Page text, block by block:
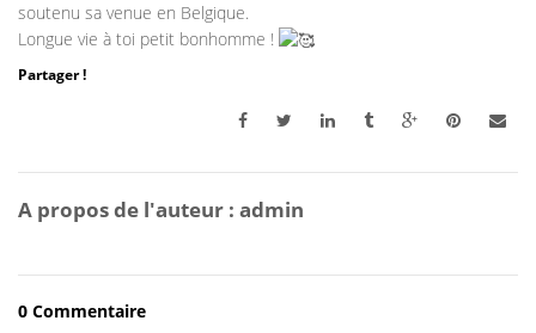
soutenu sa venue en Belgique.
Longue vie à toi petit bonhomme !
Partager !
A propos de l'auteur : admin
0 Commentaire